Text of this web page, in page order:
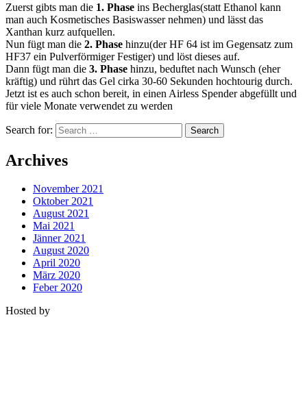
Zuerst gibts man die 1. Phase ins Becherglas(statt Ethanol kann
man auch Kosmetisches Basiswasser nehmen) und lässt das
Xanthan kurz aufquellen.
Nun fügt man die 2. Phase hinzu(der HF 64 ist im Gegensatz zum
HF37 ein Pulverförmiger Festiger) und löst dieses auf.
Dann fügt man die 3. Phase hinzu, beduftet nach Wunsch (eher
kräftig) und rührt das Gel cirka 30-60 Sekunden hochtourig durch.
Jetzt ist es auch schon bereit, in einen Airless Spender abgefüllt und
für viele Monate verwendet zu werden
Search for:
Archives
November 2021
Oktober 2021
August 2021
Mai 2021
Jänner 2021
August 2020
April 2020
März 2020
Feber 2020
Hosted by